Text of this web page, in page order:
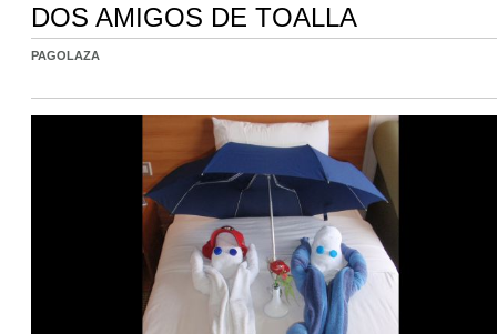
DOS AMIGOS DE TOALLA
PAGOLAZA